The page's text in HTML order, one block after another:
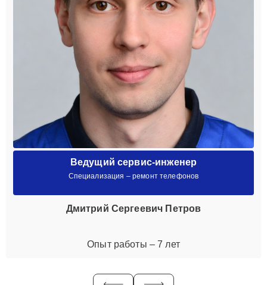
Ведущий сервис-инженер
Специализация – ремонт телефонов
Дмитрий Сергеевич Петров
Опыт работы – 7 лет